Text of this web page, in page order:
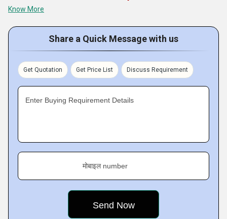
Know More
Share a Quick Message with us
Get Quotation Get Price List Discuss Requirement
Enter Buying Requirement Details
मोबाइल number